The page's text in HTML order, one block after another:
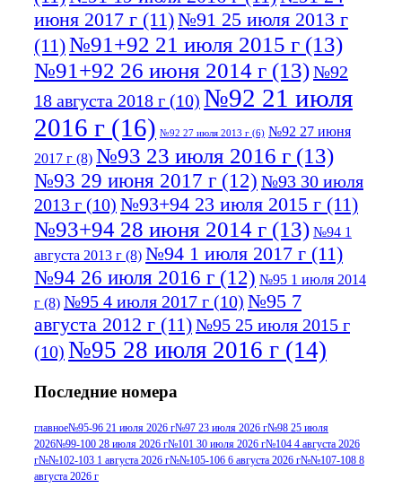
июня 2017 г (11)№91 25 июля 2013 г
(11)№91+92 21 июля 2015 г (13)
№91+92 26 июня 2014 г (13)№92
18 августа 2018 г (10) №92 21 июля
2016 г (16) №92 27 июля 2013 г (6) №92 27 июня
2017 г (8) №93 23 июля 2016 г (13)
№93 29 июня 2017 г (12) №93 30 июля
2013 г (10) №93+94 23 июля 2015 г (11)
№93+94 28 июня 2014 г (13) №94 1
августа 2013 г (8) №94 1 июля 2017 г (11)
№94 26 июля 2016 г (12) №95 1 июля 2014
г (8) №95 4 июля 2017 г (10) №95 7
августа 2012 г (11)№95 25 июля 2015 г
(10) №95 28 июля 2016 г (14)
июля 2017 г(11)№96 9 августа 2012
г(13) №96 28 июля 2015 г(9) №96+97 3
июля 2014 г(10)№96+97 30 июля
2016 г(13)
Последние номера
главное№95-96 21 июля 2026 г№97 23 июля 2026 г№98 25 июля
2026№99-100 28 июля 2026 г№101 30 июля 2026 г№104 4 августа 2026
г№№102-103 1 августа 2026 г№№105-106 6 августа 2026 г№№107-108 8
августа 2026 г